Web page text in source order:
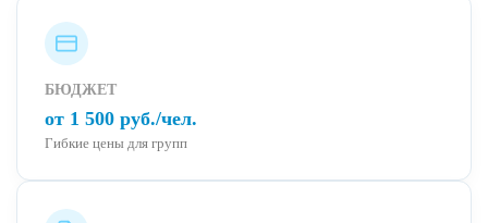
БЮДЖЕТ
от 1 500 руб./чел.
Гибкие цены для групп